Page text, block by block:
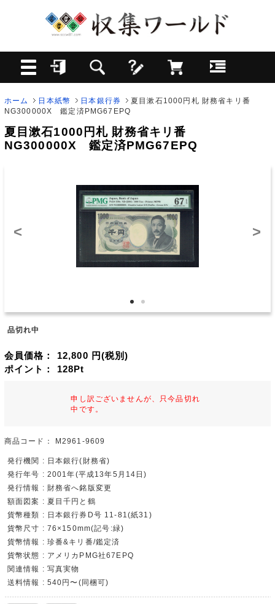
ホーム 日本紙幣 日本銀行券
夏目漱石1000円札 財務省キリ番
NG300000X 鑑定済PMG67EPQ
夏目漱石1000円札 財務省キリ番
NG300000X 鑑定済PMG67EPQ
< >
品切れ中
会員価格： 12,800 円(税別)
ポイント： 128Pt
申し訳ございませんが、只今品切れ
中です。
商品コード： M2961-9609
発行機関 : 日本銀行(財務省)
発行年号 : 2001年(平成13年5月14日)
発行情報 : 財務省へ銘版変更
額面図案 : 夏目千円と鶴
貨幣種類 : 日本銀行券D号 11-81(紙31)
貨幣尺寸 : 76×150mm(記号:緑)
貨幣情報 : 珍番&キリ番/鑑定済
貨幣状態 : アメリカPMG社67EPQ
関連情報 : 写真実物
送料情報 : 540円〜(同梱可)